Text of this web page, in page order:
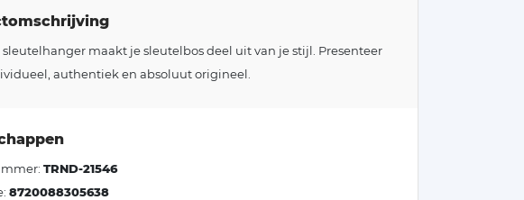
sleutelhanger maakt je sleutelbos deel uit van je stijl. Presenteer
authentiek en absoluut origineel.
TRND-21546
8720088305638